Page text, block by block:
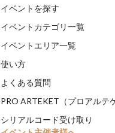
イベントを探す
イベントカテゴリ一覧
イベントエリア一覧
使い方
よくある質問
PRO ARTEKET（プロアルテ
シリアルコード受け取り